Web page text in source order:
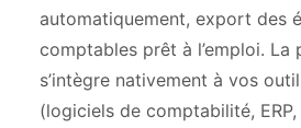
automatiquement, export des
comptables prêt à l’emploi. La
s’intègre nativement à vos
(logiciels de comptabilité,